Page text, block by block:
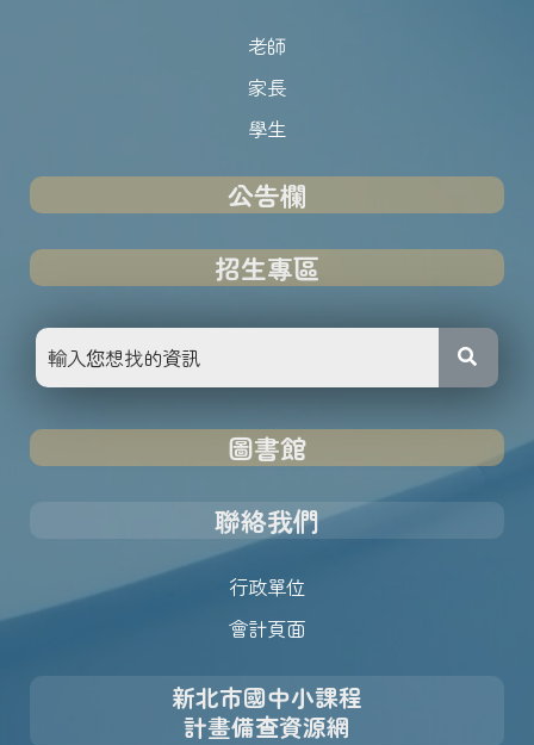
老師
家長
學生
公告欄
招生專區
圖書館
聯絡我們
行政單位
會計頁面
新北市國中小課程
計畫備查資源網